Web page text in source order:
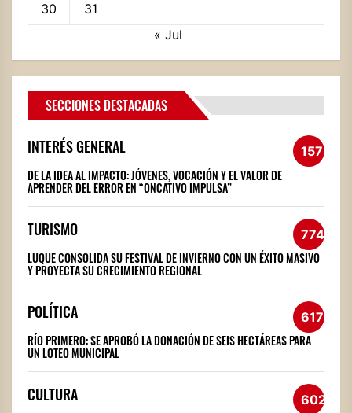
30
31
« Jul
SECCIONES DESTACADAS
INTERÉS GENERAL 1572
DE LA IDEA AL IMPACTO: JÓVENES, VOCACIÓN Y EL VALOR DE
APRENDER DEL ERROR EN “ONCATIVO IMPULSA”
TURISMO 774
LUQUE CONSOLIDA SU FESTIVAL DE INVIERNO CON UN ÉXITO MASIVO
Y PROYECTA SU CRECIMIENTO REGIONAL
POLÍTICA 617
RÍO PRIMERO: SE APROBÓ LA DONACIÓN DE SEIS HECTÁREAS PARA
UN LOTEO MUNICIPAL
CULTURA 602